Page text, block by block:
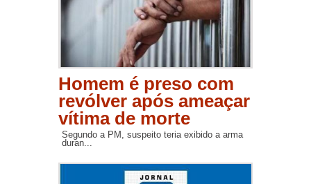
Homem é preso com
revólver após ameaçar
vítima de morte
Segundo a PM, suspeito teria exibido a arma
duran...